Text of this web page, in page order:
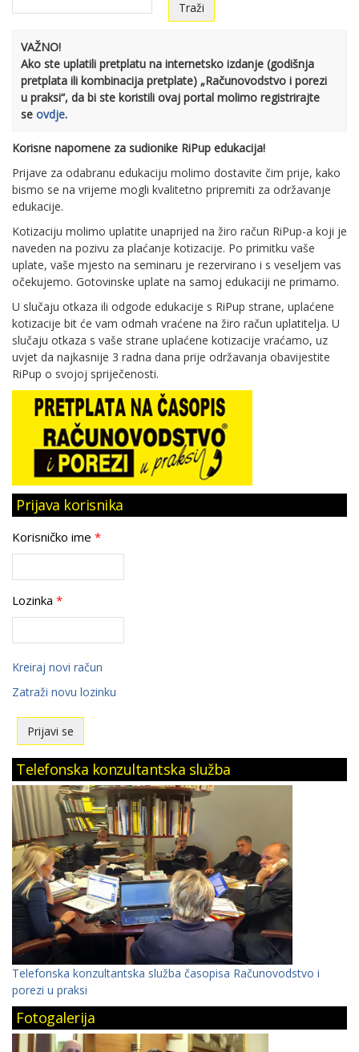
VAŽNO!
Ako ste uplatili pretplatu na internetsko izdanje (godišnja
pretplata ili kombinacija pretplate) „Računovodstvo i porezi
u praksi“, da bi ste koristili ovaj portal molimo registrirajte
se ovdje.
Korisne napomene za sudionike RiPup edukacija!
Prijave za odabranu edukaciju molimo dostavite čim prije, kako
bismo se na vrijeme mogli kvalitetno pripremiti za održavanje
edukacije.
Kotizaciju molimo uplatite unaprijed na žiro račun RiPup-a koji je
naveden na pozivu za plaćanje kotizacije. Po primitku vaše
uplate, vaše mjesto na seminaru je rezervirano i s veseljem vas
očekujemo. Gotovinske uplate na samoj edukaciji ne primamo.
U slučaju otkaza ili odgode edukacije s RiPup strane, uplaćene
kotizacije bit će vam odmah vraćene na žiro račun uplatitelja. U
slučaju otkaza s vaše strane uplaćene kotizacije vraćamo, uz
uvjet da najkasnije 3 radna dana prije održavanja obavijestite
RiPup o svojoj spriječenosti.
Prijava korisnika
Korisničko ime *
Lozinka *
Kreiraj novi račun
Zatraži novu lozinku
Telefonska konzultantska služba
Telefonska konzultantska služba časopisa Računovodstvo i
porezi u praksi
Fotogalerija